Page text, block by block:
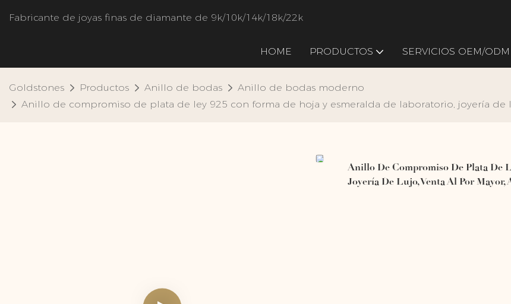
Fabricante de joyas finas de diamante de 9k/10k/14k/18k/22k
HOME PRODUCTOS SERVICIOS OEM/ODM
Goldstones Productos Anillo de bodas
Anillo de bodas moderno
Anillo de compromiso de plata de ley 925 con forma de hoja y esmeralda de laboratorio, joyería
Anillo De Compromiso De Plata De
Joyería De Lujo, Venta Al Por